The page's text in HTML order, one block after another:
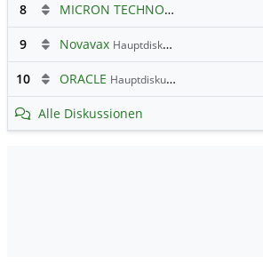
8 MICRON TECHNOLOGY
9 Novavax Hauptdiskussion
10 ORACLE Hauptdiskussion
Alle Diskussionen